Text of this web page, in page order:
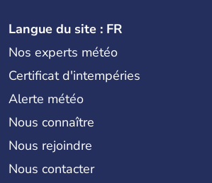
Langue du site : FR
Nos experts météo
Certificat d'intempéries
Alerte météo
Nous connaître
Nous rejoindre
Nous contacter